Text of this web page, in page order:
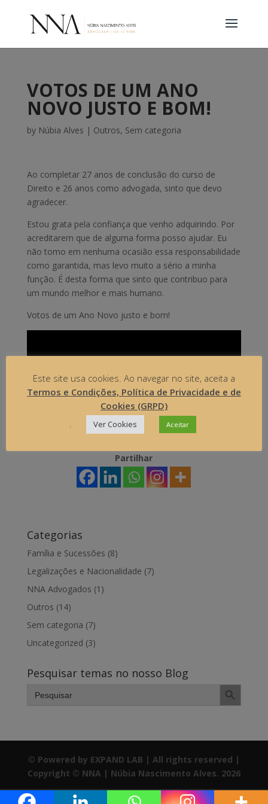
VOTOS DE UM ANO
NOVO JUSTO E BOM!
by Núbia Alves | Outros, Sem categoria
Ao completar 27 anos de conclusão do curso de
Direito e 26 anos como advogada, sinto que devo
agradecer.
Estou grata pela confiança que venho adquirindo. Por
acreditarem que de alguma forma posso ajudar. Eu
não tomo em nenhuma ocasião essa responsabilidade
como garantida, mas levo muito a sério a minha
função. É desta forma que sinto que contribuo para
um mundo melhor e mais humano.
Votos de um Ano Novo justo e bom!
Partilhar
Categorias
Família e Sucessões (8)
Legalizações e Nacionalidade (7)
NNA Advogados (1)
Outros (14)
Sem categoria (7)
Uncategorized (3)
Pesquisar temas no nosso Blog
Search
for:
Search Button
© Powered by EXPAND LAB | All rights reserved |
Copyright © NNA | Núbia Nascimento Alves. 2026
Este site usa cookies. Ao navegar no site, aceita a
Termos e Condições, Política de Privacidade e de
Cookies (GRPD)
.
Ver Cookies Aceitar